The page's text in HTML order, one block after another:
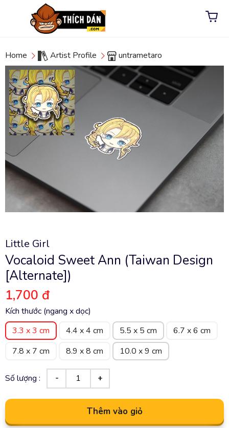
Home Artist Profile untrametaro
Little Girl
Vocaloid Sweet Ann (Taiwan Design
[Alternate])
1,700 đ
Kích thước (ngang x dọc)
3.3 x 3 cm
4.4 x 4 cm 5.5 x 5 cm
6.7 x 6 cm
7.8 x 7 cm
8.9 x 8 cm 10.0 x 9 cm
Số lượng :
Thêm vào giỏ